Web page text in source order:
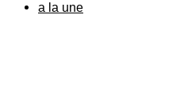
a la une